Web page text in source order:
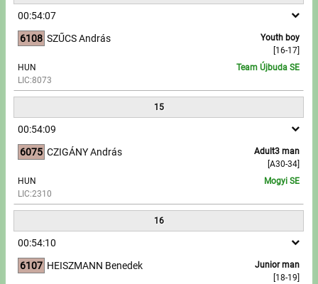
00:54:07
6108
Youth boy
[16-17]
SZŰCS András
HUN
LIC:8073
Team Újbuda SE
15
00:54:09
6075
Adult3 man
[A30-34]
CZIGÁNY András
HUN
LIC:2310
Mogyi SE
16
00:54:10
6107
Junior man
[18-19]
HEISZMANN Benedek